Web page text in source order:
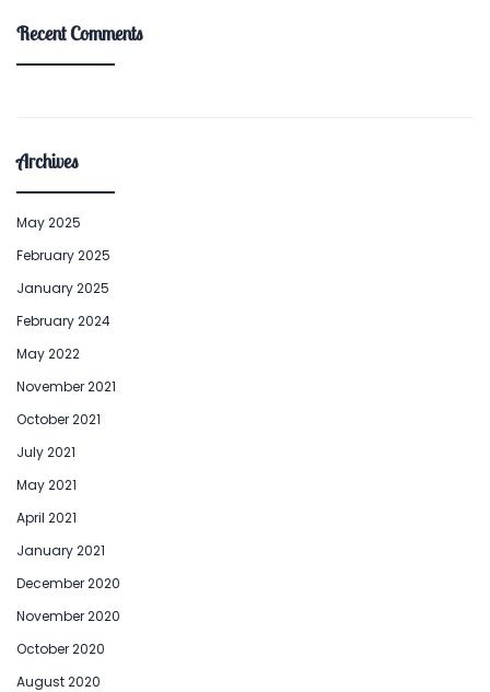
Recent Comments
Archives
May 2025
February 2025
January 2025
February 2024
May 2022
November 2021
October 2021
July 2021
May 2021
April 2021
January 2021
December 2020
November 2020
October 2020
August 2020